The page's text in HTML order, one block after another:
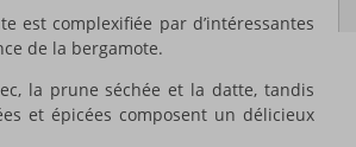
est complexifiée par d’intéressantes
de la bergamote.
la prune séchée et la datte, tandis
et épicées composent un délicieux